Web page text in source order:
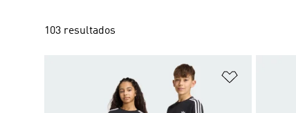
103 resultados
Añadir a la